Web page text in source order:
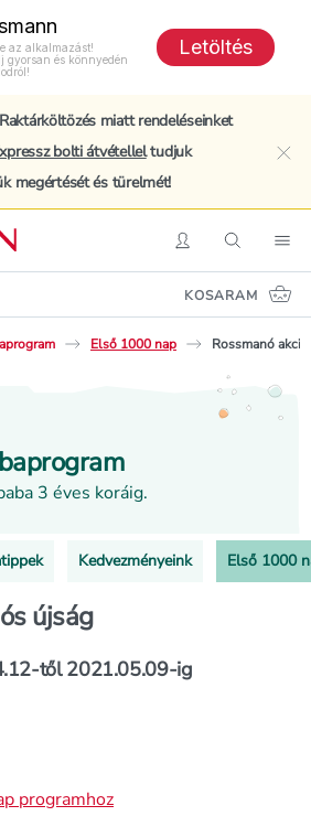
az alkalmazást!
gyorsan és könnyedén
Letöltés
miatt rendeléseinket
bolti átvételleltudjuk
megértését és türelmét!
BelépésKeresés
KOSARAM
Első 1000 nap Rossmanó
3 éves koráig.
Kedvezményeink Első 1000
újság
től 2021.05.09-ig
programhoz